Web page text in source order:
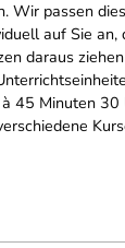
Wir passen
auf Sie an,
daraus
45 Minuten